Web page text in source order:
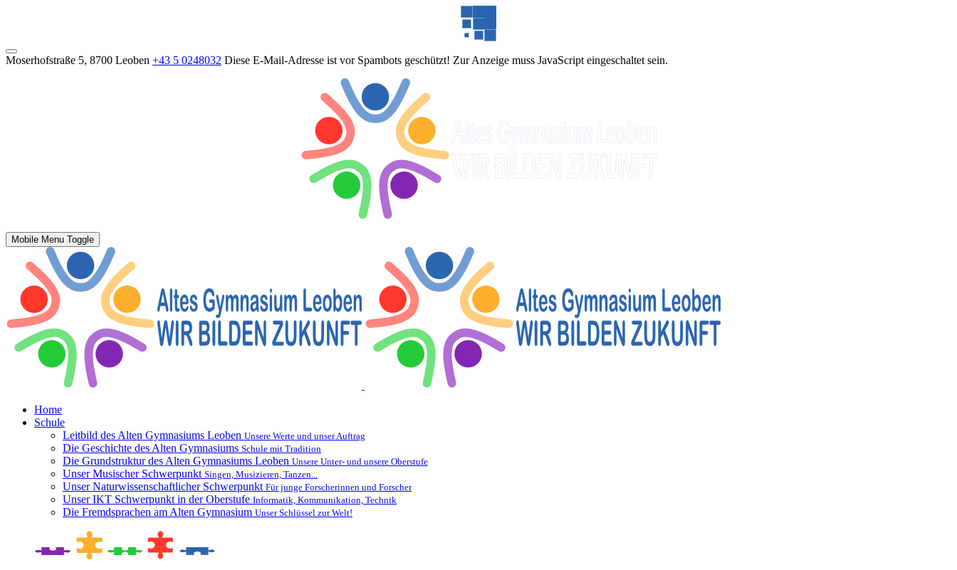
Moserhofstraße 5, 8700 Leoben +43 5 0248032 Diese E-Mail-Adresse ist vor Spambots geschützt! Zur Anzeige muss JavaScript eingeschaltet sein.
Mobile Menu Toggle
Home
Schule
Leitbild des Alten Gymnasiums Leoben Unsere Werte und unser Auftrag
Die Geschichte des Alten Gymnasiums Schule mit Tradition
Die Grundstruktur des Alten Gymnasiums Leoben Unsere Unter- und unsere Oberstufe
Unser Musischer Schwerpunkt Singen, Musizieren, Tanzen...
Unser Naturwissenschaftlicher Schwerpunkt Für junge Forscherinnen und Forscher
Unser IKT Schwerpunkt in der Oberstufe Informatik, Kommunikation, Technik
Die Fremdsprachen am Alten Gymnasium Unser Schlüssel zur Welt!